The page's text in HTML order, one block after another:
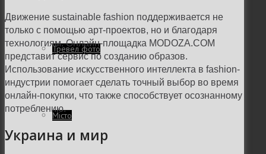
Тревел фото
Місто
Движение sustainable fashion поддерживается не
только с помощью арт-проектов, но и благодаря
технологиям. Онлайн-площадка MODOZA.COM
представит сервис по созданию образов.
Использование искусственного интеллекта в fashion-
индустрии помогает сделать точный выбор во время
онлайн-покупки, что также способствует осознанному
потреблению.
Украина и мир